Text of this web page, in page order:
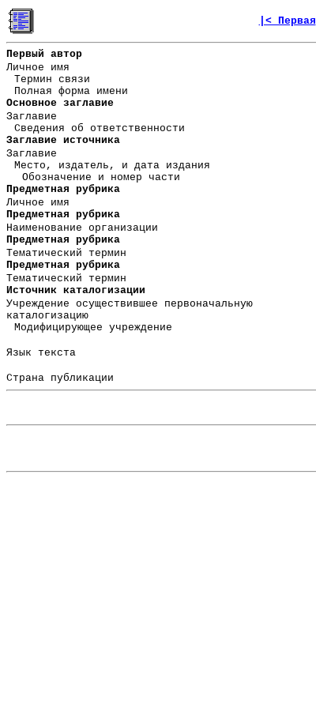
|< Первая
Первый автор
Личное имя
Термин связи
Полная форма имени
Основное заглавие
Заглавие
Сведения об ответственности
Заглавие источника
Заглавие
Место, издатель, и дата издания
Обозначение и номер части
Предметная рубрика
Личное имя
Предметная рубрика
Наименование организации
Предметная рубрика
Тематический термин
Предметная рубрика
Тематический термин
Источник каталогизации
Учреждение осуществившее первоначальную
каталогизацию
Модифицирующее учреждение
Язык текста
Страна публикации